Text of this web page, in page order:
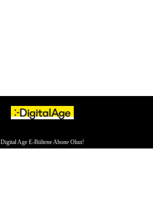
Digital Age E-Bültene Abone Olun!